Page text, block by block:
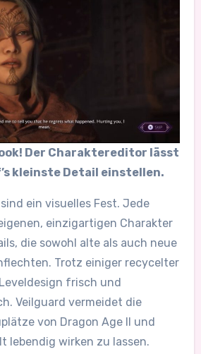
Der Charaktereditor lässt
kleinste Detail einstellen.
ein visuelles Fest. Jede
einzigartigen Charakter
die sowohl alte als auch neue
Trotz einiger recycelter
frisch und
Veilguard vermeidet die
von Dragon Age II und
lebendig wirken zu lassen.